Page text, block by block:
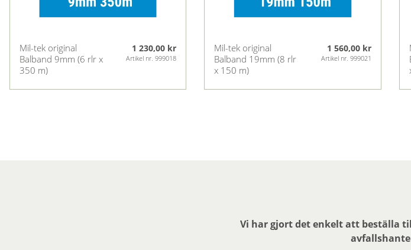
Mil-tek original
Balband 9mm (6 rlr x
350 m)
1 230,00 kr
Artikel nr. 999018
Mil-tek original
Balband 19mm (8 rlr
x 150 m)
1 560,00 kr
Artikel nr. 999021
Vi har gjort det enkelt att beställa